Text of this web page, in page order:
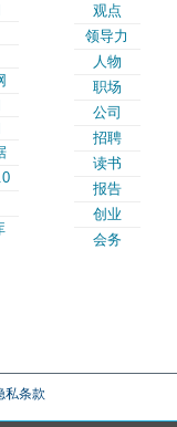
观点
领导力
人物
职场
公司
招聘
读书
报告
创业
会务
私条款